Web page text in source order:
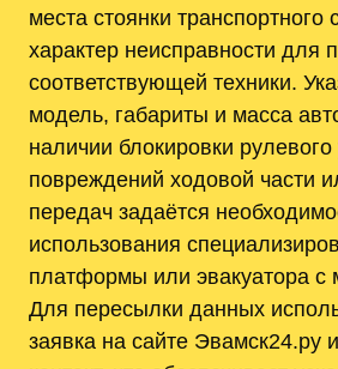
места стоянки транспортного
характер неисправности для
соответствующей техники.
модель, габариты и масса
наличии блокировки
повреждений ходовой части
передач задаётся
использования
платформы или эвакуатора с
Для пересылки данных
заявка на сайте Эвамск24.ру